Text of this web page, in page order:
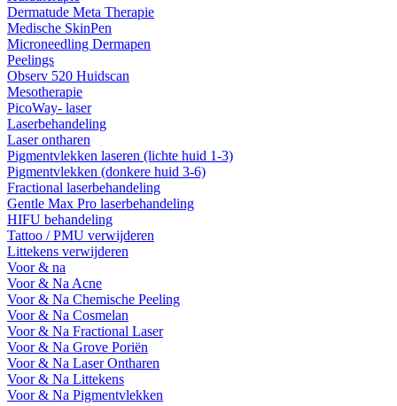
Dermatude Meta Therapie
Medische SkinPen
Microneedling Dermapen
Peelings
Observ 520 Huidscan
Mesotherapie
PicoWay- laser
Laserbehandeling
Laser ontharen
Pigmentvlekken laseren (lichte huid 1-3)
Pigmentvlekken (donkere huid 3-6)
Fractional laserbehandeling
Gentle Max Pro laserbehandeling
HIFU behandeling
Tattoo / PMU verwijderen
Littekens verwijderen
Voor & na
Voor & Na Acne
Voor & Na Chemische Peeling
Voor & Na Cosmelan
Voor & Na Fractional Laser
Voor & Na Grove Poriën
Voor & Na Laser Ontharen
Voor & Na Littekens
Voor & Na Pigmentvlekken